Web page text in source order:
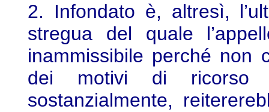
2. Infondato è, altresì,
stregua del quale
inammissibile perché non
dei motivi di ricorso
sostanzialmente,